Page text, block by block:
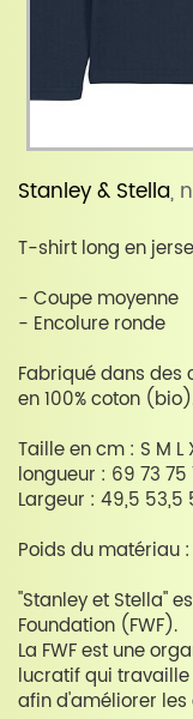
Stanley & Stella,
T-shirt long en
- Coupe moyenne
- Encolure ronde
Fabriqué dans des
en 100% coton
Taille en cm : S M L
longueur : 69 73 75
Largeur : 49,5 53,5
Poids du matériau
"Stanley et Stella"
Foundation (FWF).
La FWF est une
lucratif qui
afin d'améliorer